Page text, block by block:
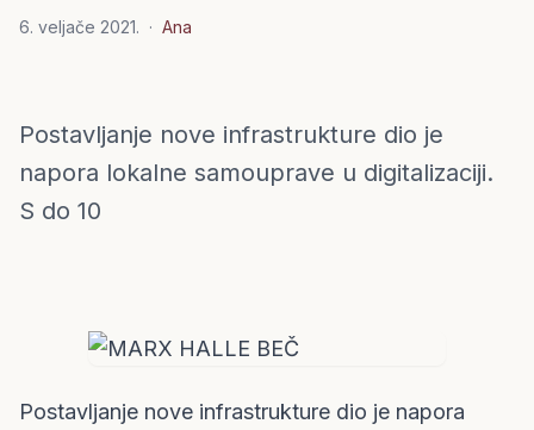
6. veljače 2021. · Ana
Postavljanje nove infrastrukture dio je
napora lokalne samouprave u digitalizaciji.
S do 10
Postavljanje nove infrastrukture dio je napora